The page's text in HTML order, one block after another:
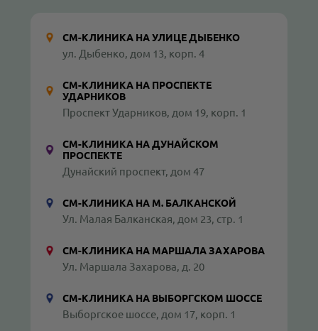
СМ-КЛИНИКА НА УЛИЦЕ ДЫБЕНКО
ул. Дыбенко, дом 13, корп. 4
СМ-КЛИНИКА НА ПРОСПЕКТЕ
УДАРНИКОВ
Проспект Ударников, дом 19, корп. 1
СМ-КЛИНИКА НА ДУНАЙСКОМ
ПРОСПЕКТЕ
Дунайский проспект, дом 47
СМ-КЛИНИКА НА М. БАЛКАНСКОЙ
Ул. Малая Балканская, дом 23, стр. 1
СМ-КЛИНИКА НА МАРШАЛА ЗАХАРОВА
Ул. Маршала Захарова, д. 20
СМ-КЛИНИКА НА ВЫБОРГСКОМ ШОССЕ
Выборгское шоссе, дом 17, корп. 1